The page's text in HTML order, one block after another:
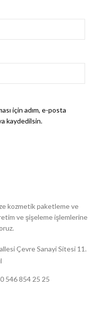
için adım, e-posta
kaydedilsin.
kozmetik paketleme ve
ve şişeleme işlemlerine
Çevre Sanayi Sitesi 11.
546 854 25 25